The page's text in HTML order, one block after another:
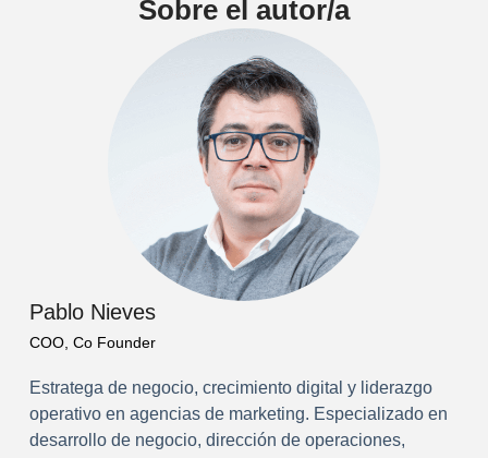
Sobre el autor/a
Pablo Nieves
COO, Co Founder
Estratega de negocio, crecimiento digital y liderazgo
operativo en agencias de marketing. Especializado en
desarrollo de negocio, dirección de operaciones,